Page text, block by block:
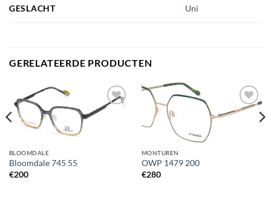
GESLACHT Uni
GERELATEERDE PRODUCTEN
Toevoegen
BLOOMDALE
Bloomdale 745 55
€200
Toevoegen
MONTUREN
OWP 1479 200
€280